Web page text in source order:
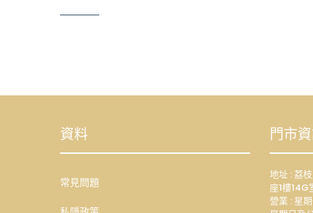
資料
常見問題
門市
地址 : 荔
座1樓
營業 : 星